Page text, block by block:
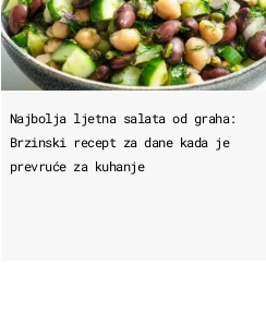
Najbolja ljetna salata od graha:
Brzinski recept za dane kada je
prevruće za kuhanje